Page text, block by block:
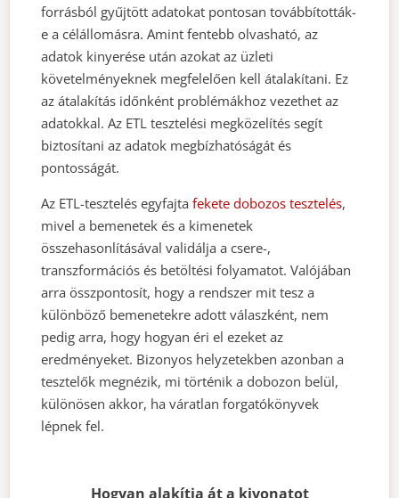
forrásból gyűjtött adatokat pontosan továbbították-
e a célállomásra. Amint fentebb olvasható, az
adatok kinyerése után azokat az üzleti
követelményeknek megfelelően kell átalakítani. Ez
az átalakítás időnként problémákhoz vezethet az
adatokkal. Az ETL tesztelési megközelítés segít
biztosítani az adatok megbízhatóságát és
pontosságát.
Az ETL-tesztelés egyfajtafekete dobozos tesztelés,
mivel a bemenetek és a kimenetek
összehasonlításával validálja a csere-,
transzformációs és betöltési folyamatot. Valójában
arra összpontosít, hogy a rendszer mit tesz a
különböző bemenetekre adott válaszként, nem
pedig arra, hogy hogyan éri el ezeket az
eredményeket. Bizonyos helyzetekben azonban a
tesztelők megnézik, mi történik a dobozon belül,
különösen akkor, ha váratlan forgatókönyvek
lépnek fel.
Hogyan alakítja át a kivonatot